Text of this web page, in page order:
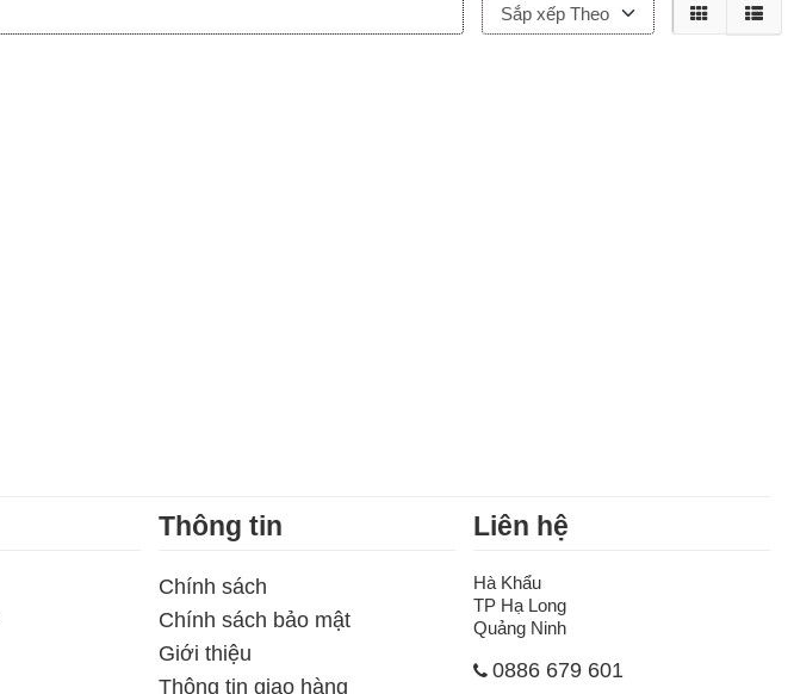
Sắp xếp Theo
Thông tin
Chính sách
Chính sách bảo mật
Giới thiệu
Thông tin giao hàng
Liên hệ
Hà Khẩu
TP Hạ Long
Quảng Ninh
0886 679 601